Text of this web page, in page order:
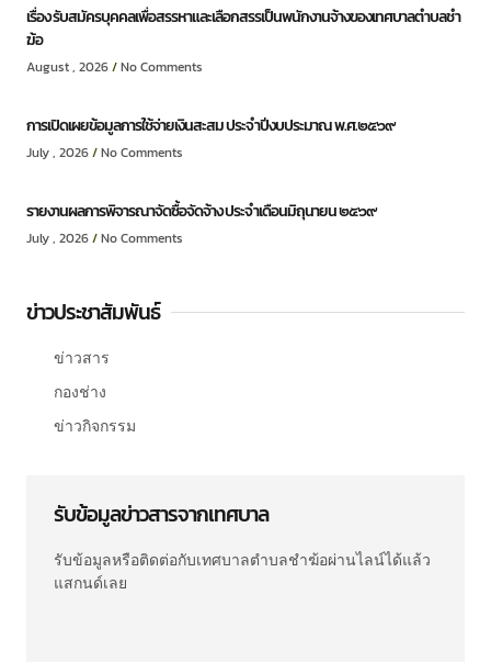
เรื่อง รับสมัครบุคคลเพื่อสรรหาและเลือกสรรเป็นพนักงานจ้างของเทศบาลตำบลชำ
ฆ้อ
August , 2026 No Comments
การเปิดเผยข้อมูลการใช้จ่ายเงินสะสม ประจำปีงบประมาณ พ.ศ.๒๕๖๙
July , 2026 No Comments
รายงานผลการพิจารณาจัดซื้อจัดจ้าง ประจำเดือนมิถุนายน ๒๕๖๙
July , 2026 No Comments
ข่าวประชาสัมพันธ์
ข่าวสาร
กองช่าง
ข่าวกิจกรรม
รับข้อมูลข่าวสารจากเทศบาล
รับข้อมูลหรือติดต่อกับเทศบาลตำบลชำฆ้อผ่านไลน์ได้แล้ว
แสกนด์เลย